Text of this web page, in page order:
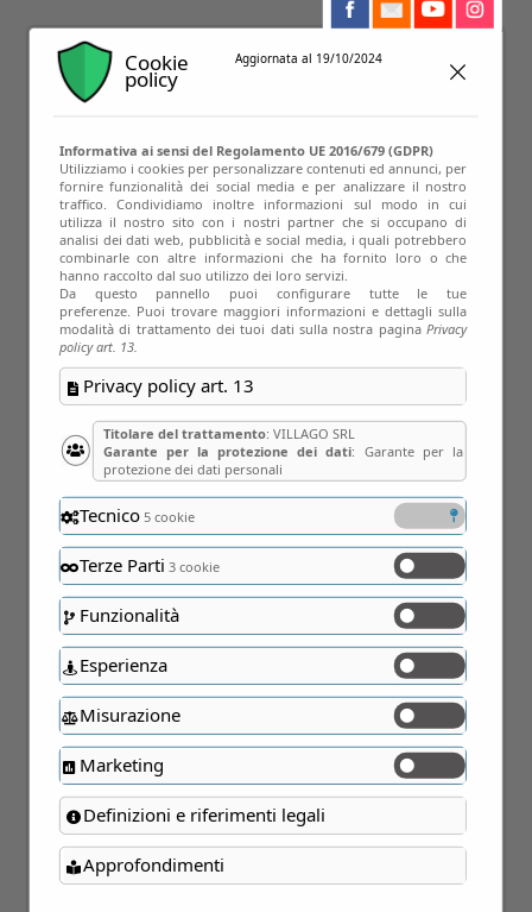
07
Ott
10
Apr
23
Gen
Cookie
policy
Aggiornata al 19/10/2024
Informativa ai sensi del Regolamento UE 2016/679 (GDPR)
Utilizziamo i cookies per personalizzare contenuti ed annunci, per
fornire funzionalità dei social media e per analizzare il nostro
traffico. Condividiamo inoltre informazioni sul modo in cui
utilizza il nostro sito con i nostri partner che si occupano di
analisi dei dati web, pubblicità e social media, i quali potrebbero
combinarle con altre informazioni che ha fornito loro o che
hanno raccolto dal suo utilizzo dei loro servizi.
Da questo pannello puoi configurare tutte le tue
preferenze. Puoi trovare maggiori informazioni e dettagli sulla
modalità di trattamento dei tuoi dati sulla nostra paginaPrivacy
policy art. 13.
Privacy policy art. 13
Titolare del trattamento: VILLAGO SRL
Garante per la protezione dei dati: Garante per la
protezione dei dati personali
Tecnico5 cookie
Terze Parti 3 cookie
Funzionalità
Esperienza
Misurazione
Marketing
Definizioni e riferimenti legali
Approfondimenti